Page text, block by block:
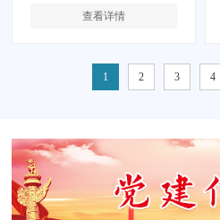
曾担任武警特色医学中心
神经外科兼急诊科副主
查看详情
1 2 3 4